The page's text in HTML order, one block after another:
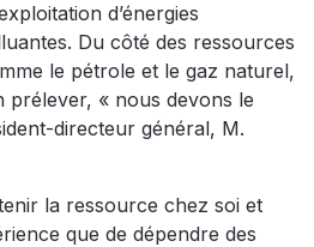
d’énergies
Du côté des ressources
le pétrole et le gaz naturel,
prélever, « nous devons le
directeur général, M.
la ressource chez soi et
que de dépendre des